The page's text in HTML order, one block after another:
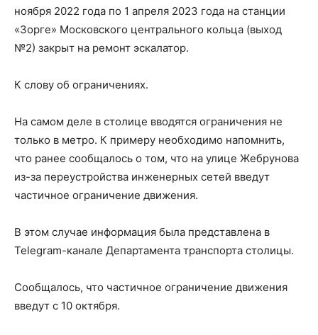
ноября 2022 года по 1 апреля 2023 года на станции
«Зорге» Московского центрального кольца (выход
№2) закрыт на ремонт эскалатор.
К слову об ограничениях.
На самом деле в столице вводятся ограничения не
только в метро. К примеру необходимо напомнить,
что ранее сообщалось о том, что на улице Жебрунова
из-за переустройства инженерных сетей введут
частичное ограничение движения.
В этом случае информация была представлена в
Telegram-канале Департамента транспорта столицы.
Сообщалось, что частичное ограничение движения
введут с 10 октября.